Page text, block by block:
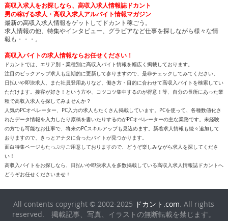
高収入求人をお探しなら、高収入求人情報誌ドカント
男の稼げる求人・高収入求人アルバイト情報マガジン
最新の高収入求人情報をゲットしてドカント稼ごう。
求人情報の他、特集やインタビュー、グラビアなど仕事を探しながら様々な情
報も・・・。
高収入バイトの求人情報ならお任せください！
ドカントでは、エリア別・業種別に高収入バイト情報を幅広く掲載しております。
注目のピックアップ求人も定期的に更新して参りますので、是非チェックしてみてください。
日払いや即決求人、また社員登用ありなど、働き方・目的に合わせて高収入バイトを検索してい
ただけます。接客が好き！という方や、コツコツ集中するのが得意！等、自分の長所にあった業
種で高収入求人を探してみませんか？
人気のPCオペレーター、PC入力の求人もたくさん掲載しています。PCを使って、各種数値化さ
れたデータ情報を入力したり原稿を書いたりするのがPCオペレーターの主な業務です。未経験
の方でも可能なお仕事で、将来のPCスキルアップも見込めます。新着求人情報も続々追加して
おりますので、きっとアナタに合ったバイトが見つかります。
面白特集ページもたっぷりご用意しておりますので、どうぞ楽しみながら求人を探してくださ
い！
高収入バイトをお探しなら、日払いや即決求人を多数掲載している高収入求人情報誌ドカントへ
どうぞお任せくださいませ！
All contents copyright © 2002-2025 ドカント.com. All rights
reserved. 掲載記事、写真、イラストの無断転載を禁じます。